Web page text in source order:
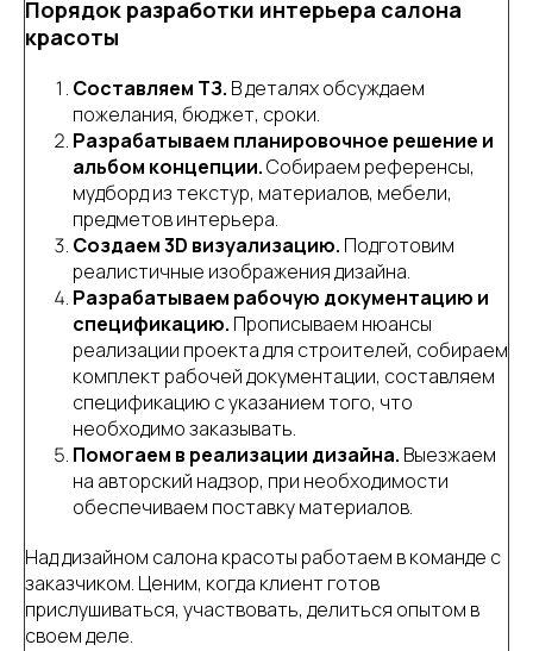
Порядок разработки интерьера салона
красоты
Составляем ТЗ. В деталях обсуждаем
пожелания, бюджет, сроки.
Разрабатываем планировочное решение и
альбом концепции.Собираем референсы,
мудборд из текстур, материалов, мебели,
предметов интерьера.
Создаем 3D визуализацию. Подготовим
реалистичные изображения дизайна.
Разрабатываем рабочую документацию и
спецификацию. Прописываем нюансы
реализации проекта для строителей, собираем
комплект рабочей документации, составляем
спецификацию с указанием того, что
необходимо заказывать.
Помогаем в реализации дизайна. Выезжаем
на авторский надзор, при необходимости
обеспечиваем поставку материалов.
Над дизайном салона красоты работаем в команде с
заказчиком. Ценим, когда клиент готов
прислушиваться, участвовать, делиться опытом в
своем деле.